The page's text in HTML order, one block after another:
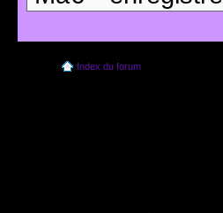
Index du forum